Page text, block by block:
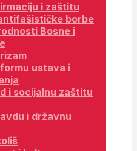
i zaštitu
borbe
Bosne i
ustava i
i socijalnu zaštitu
i državnu